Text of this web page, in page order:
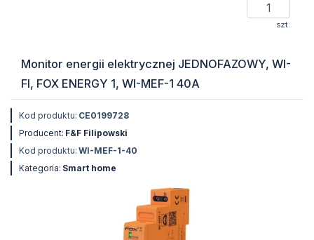
szt.
Monitor energii elektrycznej JEDNOFAZOWY, WI-
FI, FOX ENERGY 1, WI-MEF-1 40A
Kod produktu: CE0199728
Producent: F&F Filipowski
Kod produktu: WI-MEF-1-40
Kategoria: Smart home